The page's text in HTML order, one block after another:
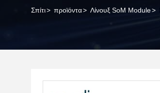
Σπίτι> προϊόντα> Λίνουξ SoM Module>